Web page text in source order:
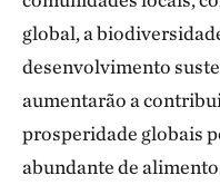
global, a
desenvolvimento
aumentarão a
prosperidade globais
abundante de